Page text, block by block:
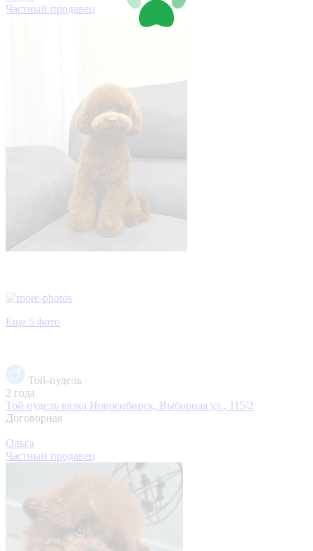
Частный продавец
Еще 5 фото
Той-пудель
2 года
Той пудель вязка Новосибирск, Выборная ул., 115/2
Договорная
Ольга
Частный продавец